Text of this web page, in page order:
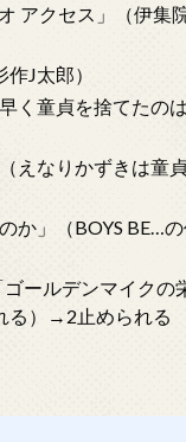
アクセス」（伊集
J太郎）
く童貞を捨てたの
えなりかずきは童
か」（BOYS BE…
ールデンマイクの
る）→2止められる